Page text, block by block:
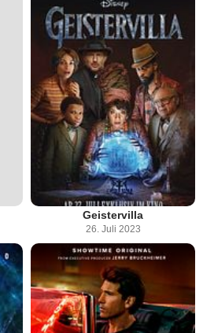
Geistervilla
26. Juli 2023